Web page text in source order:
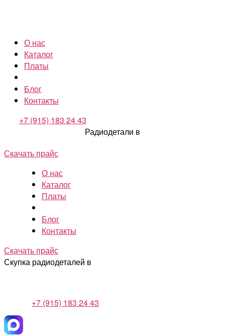
О нас
Каталог
Платы
Блог
Контакты
+7 (915) 183 24 43
Радиодетали в
Скачать прайс
О нас
Каталог
Платы
Блог
Контакты
Скачать прайс
Скупка радиодеталей в
+7 (915) 183 24 43